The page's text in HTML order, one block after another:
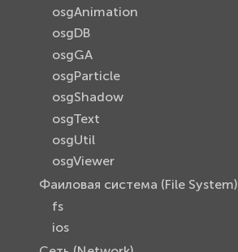
osgAnimation
osgDB
osgGA
osgParticle
osgShadow
osgText
osgUtil
osgViewer
Фаиловая система (File System)
fs
ios